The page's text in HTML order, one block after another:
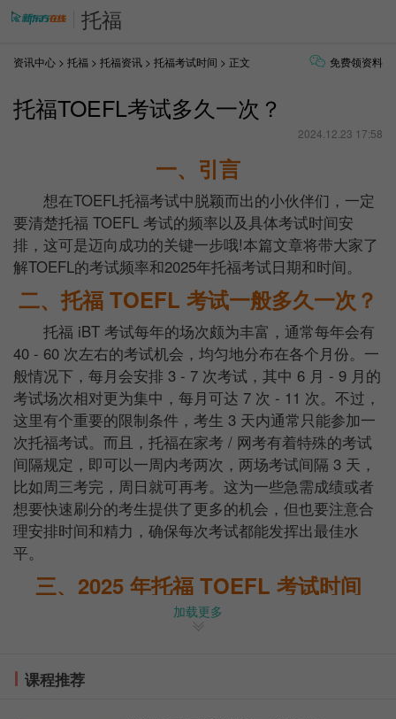
托福
资讯中心 > 托福 > 托福资讯 > 托福考试时间 > 正文 免费领资料
托福TOEFL考试多久一次？
2024.12.23 17:58
一、引言
想在TOEFL托福考试中脱颖而出的小伙伴们，一定
要清楚托福 TOEFL 考试的频率以及具体考试时间安
排，这可是迈向成功的关键一步哦!本篇文章将带大家了
解TOEFL的考试频率和2025年托福考试日期和时间。
二、托福 TOEFL 考试一般多久一次？
托福 iBT 考试每年的场次颇为丰富，通常每年会有
40 - 60 次左右的考试机会，均匀地分布在各个月份。一
般情况下，每月会安排 3 - 7 次考试，其中 6 月 - 9 月的
考试场次相对更为集中，每月可达 7 次 - 11 次。不过，
这里有个重要的限制条件，考生 3 天内通常只能参加一
次托福考试。而且，托福在家考 / 网考有着特殊的考试
间隔规定，即可以一周内考两次，两场考试间隔 3 天，
比如周三考完，周日就可再考。这为一些急需成绩或者
想要快速刷分的考生提供了更多的机会，但也要注意合
理安排时间和精力，确保每次考试都能发挥出最佳水
平。
三、2025 年托福 TOEFL 考试时间
2025 年托福 iBT 考试共开放了 41 个考试日期的 67
1 月：8 日、11 日;
加载更多
课程推荐